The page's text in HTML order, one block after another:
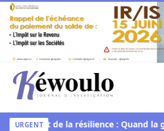
Aller au contenu
Kéwoulo, le premier site
URGENT
L’art de la résilience : Quand la